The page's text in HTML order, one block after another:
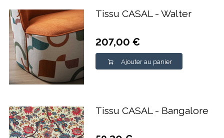
Tissu CASAL - Walter
207,00 €
Ajouter au panier
Tissu CASAL - Bangalore